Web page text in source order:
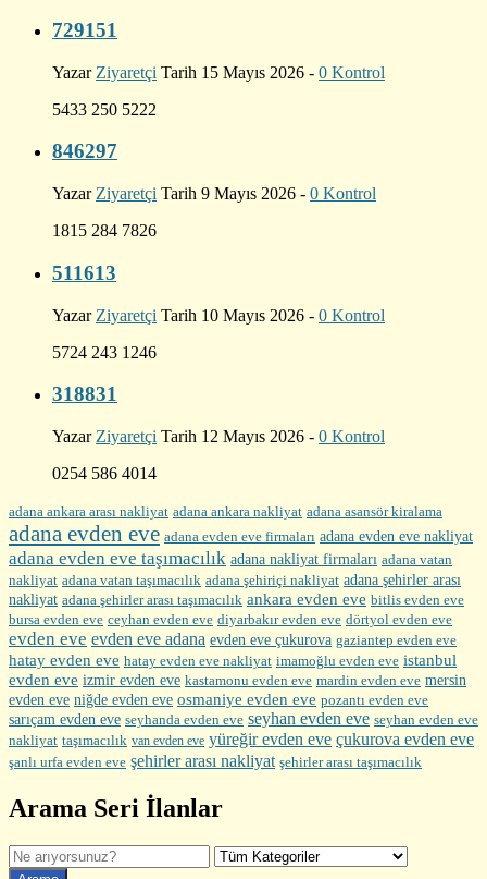
729151
Yazar Ziyaretçi Tarih 15 Mayıs 2026 - 0 Kontrol
5433 250 5222
846297
Yazar Ziyaretçi Tarih 9 Mayıs 2026 - 0 Kontrol
1815 284 7826
511613
Yazar Ziyaretçi Tarih 10 Mayıs 2026 - 0 Kontrol
5724 243 1246
318831
Yazar Ziyaretçi Tarih 12 Mayıs 2026 - 0 Kontrol
0254 586 4014
adana ankara arası nakliyat adana ankara nakliyat adana asansör kiralama
adana evden eve adana evden eve firmaları adana evden eve nakliyat
adana evden eve taşımacılık adana nakliyat firmaları adana vatan
nakliyat adana vatan taşımacılık adana şehiriçi nakliyat adana şehirler arası
nakliyat adana şehirler arası taşımacılık ankara evden eve bitlis evden eve
bursa evden eve ceyhan evden eve diyarbakır evden eve dörtyol evden eve
evden eve evden eve adana evden eve çukurova gaziantep evden eve
hatay evden eve hatay evden eve nakliyat imamoğlu evden eve istanbul
evden eve izmir evden eve kastamonu evden eve mardin evden eve mersin
evden eve niğde evden eve osmaniye evden eve pozantı evden eve
sarıçam evden eve seyhanda evden eve seyhan evden eve seyhan evden eve
nakliyat taşımacılık van evden eve yüreğir evden eve çukurova evden eve
şanlı urfa evden eve şehirler arası nakliyat şehirler arası taşımacılık
Arama Seri İlanlar